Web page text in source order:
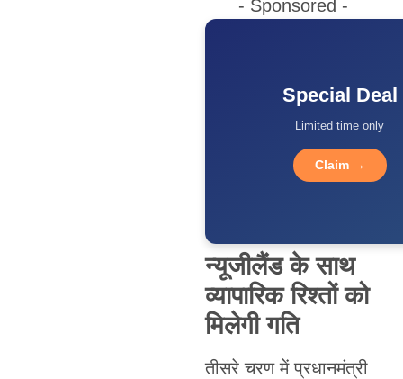
- Sponsored -
Special Deal
Limited time only
Claim →
न्यूजीलैंड के साथ
व्यापारिक रिश्तों को
मिलेगी गति
तीसरे चरण में प्रधानमंत्री